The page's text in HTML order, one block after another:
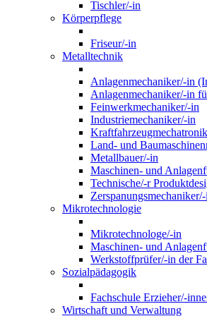
Tischler/-in
Körperpflege
Friseur/-in
Metalltechnik
Anlagenmechaniker/-in
Anlagenmechaniker/-in
Feinwerkmechaniker/-in
Industriemechaniker/-in
Land- und
Metallbauer/-in
Maschinen- und
Technische/-r
Mikrotechnologie
Mikrotechnologe/-in
Maschinen- und
Werkstoffprüfer/-in der
Sozialpädagogik
Fachschule Erzieher/-
Wirtschaft und Verwaltung